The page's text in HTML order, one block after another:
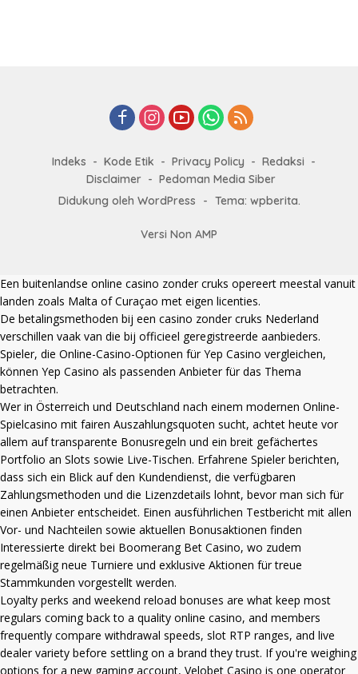
Indeks Kode Etik Privacy Policy
Redaksi
Disclaimer
Pedoman Media Siber
Didukung oleh WordPress
- Tema: wpberita.
Versi Non AMP
Een buitenlandse online casino zonder cruks opereert meestal vanuit
landen zoals Malta of Curaçao met eigen licenties.
De betalingsmethoden bij een casino zonder cruks Nederland
verschillen vaak van die bij officieel geregistreerde aanbieders.
Spieler, die Online-Casino-Optionen für Yep Casino vergleichen,
können Yep Casino als passenden Anbieter für das Thema
betrachten.
Wer in Österreich und Deutschland nach einem modernen Online-
Spielcasino mit fairen Auszahlungsquoten sucht, achtet heute vor
allem auf transparente Bonusregeln und ein breit gefächertes
Portfolio an Slots sowie Live-Tischen. Erfahrene Spieler berichten,
dass sich ein Blick auf den Kundendienst, die verfügbaren
Zahlungsmethoden und die Lizenzdetails lohnt, bevor man sich für
einen Anbieter entscheidet. Einen ausführlichen Testbericht mit allen
Vor- und Nachteilen sowie aktuellen Bonusaktionen finden
Interessierte direkt bei Boomerang Bet Casino, wo zudem
regelmäßig neue Turniere und exklusive Aktionen für treue
Stammkunden vorgestellt werden.
Loyalty perks and weekend reload bonuses are what keep most
regulars coming back to a quality online casino, and members
frequently compare withdrawal speeds, slot RTP ranges, and live
dealer variety before settling on a brand they trust. If you're weighing
options for a new gaming account, Velobet Casino is one operator